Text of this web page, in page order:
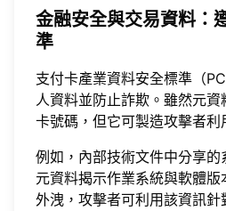
金融安全與交易資料：
準
支付卡產業資料安全標準（
人資料並防止詐欺。雖然元資
卡號碼，但它可製造攻擊者利
例如，內部技術文件中分享
元資料揭示作業系統與軟體
外洩，攻擊者可利用該資訊